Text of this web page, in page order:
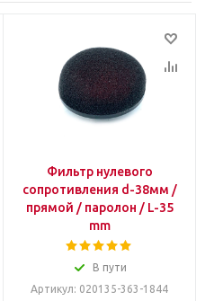
Фильтр нулевого
сопротивления d-38мм /
прямой / паролон / L-35
mm
В пути
Артикул: 020135-363-1844